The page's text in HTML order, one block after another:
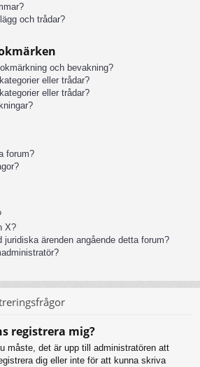
och trådar?
och bevakning?
eller trådar?
eller trådar?
forum?
X?
ärenden angående detta forum?
registrera mig?
måste, det är upp till administratören att
dig eller inte för att kunna skriva